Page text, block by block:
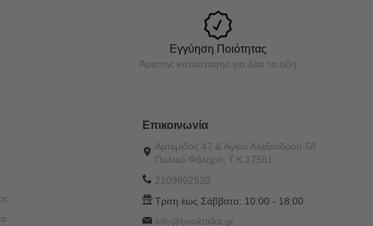
Εγγύηση Ποιότητας
Άριστης κατάστασης για όλα τα είδη
Επικοινωνία
Αρτέμιδος 47 & Αγίου Αλεξάνδρου 58
Παλαιό Φάληρο, Τ.Κ.17561
2109802520
Τρίτη έως Σάββατο: 10:00 - 18:00
info@booktalks.gr